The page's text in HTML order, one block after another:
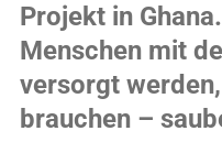
Projekt in
Menschen mit
versorgt
brauchen –